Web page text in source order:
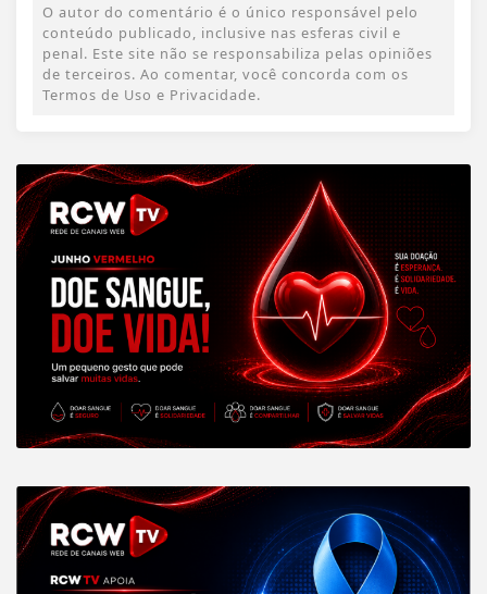
O autor do comentário é o único responsável pelo
conteúdo publicado, inclusive nas esferas civil e
penal. Este site não se responsabiliza pelas opiniões
de terceiros. Ao comentar, você concorda com os
Termos de Uso e Privacidade.